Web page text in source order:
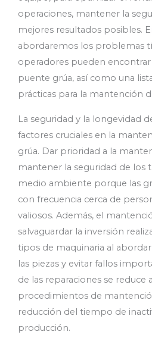
operaciones, mantener la
mejores resultados posibles.
abordaremos los problemas
operadores pueden
puente grúa, así como una
prácticas para la mantención
La seguridad y la longevidad
factores cruciales en la
grúa. Dar prioridad a la
mantener la seguridad de los
medio ambiente porque las
con frecuencia cerca de
valiosos. Además, el
salvaguardar la inversión
tipos de maquinaria al
las piezas y evitar fallos
de las reparaciones se reduce
procedimientos de
reducción del tiempo de
producción.